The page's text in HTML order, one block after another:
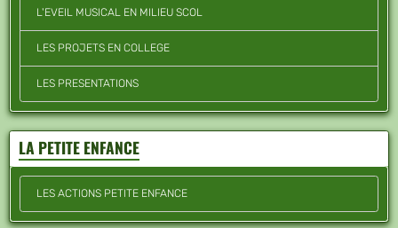
L'EVEIL MUSICAL EN MILIEU SCOL
LES PROJETS EN COLLEGE
LES PRESENTATIONS
LA PETITE ENFANCE
LES ACTIONS PETITE ENFANCE